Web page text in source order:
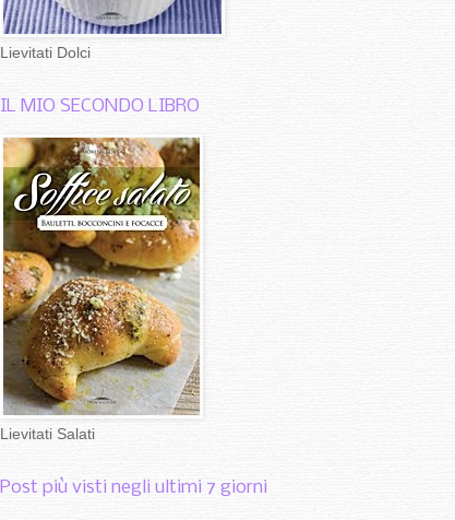
Lievitati Dolci
IL MIO SECONDO LIBRO
Lievitati Salati
Post più visti negli ultimi 7 giorni